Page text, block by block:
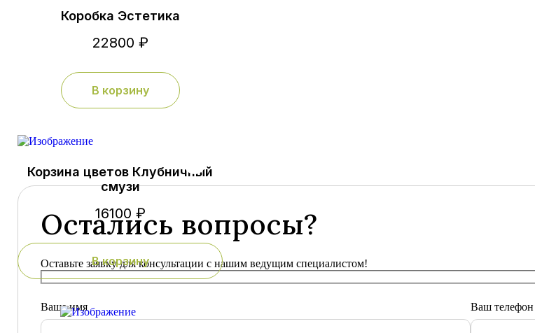
Коробка Эстетика
22800 ₽
В корзину
Корзина цветов Клубничный
смузи
16100 ₽
В корзину
Остались вопросы?
Оставьте заявку для консультации с нашим ведущим специалистом!
Ваше имя Ваш телефон